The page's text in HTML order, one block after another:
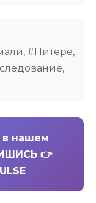
#Питере,
нашем
👉